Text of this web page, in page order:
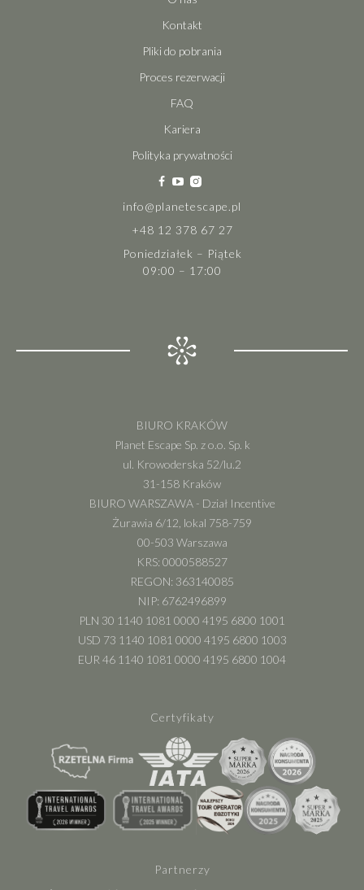
Kontakt
Pliki do pobrania
Proces rezerwacji
FAQ
Kariera
Polityka prywatności
info@planetescape.pl
+48 12 378 67 27
Poniedziałek – Piątek
09:00 – 17:00
BIURO KRAKÓW
Planet Escape Sp. z o.o. Sp. k
ul. Krowoderska 52/lu.2
31-158 Kraków
BIURO WARSZAWA - Dział Incentive
Żurawia 6/12, lokal 758-759
00-503 Warszawa
KRS: 0000588527
REGON: 363140085
NIP: 6762496899
PLN 30 1140 1081 0000 4195 6800 1001
USD 73 1140 1081 0000 4195 6800 1003
EUR 46 1140 1081 0000 4195 6800 1004
Certyfikaty
Partnerzy